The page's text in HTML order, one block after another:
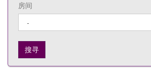
房间
搜寻